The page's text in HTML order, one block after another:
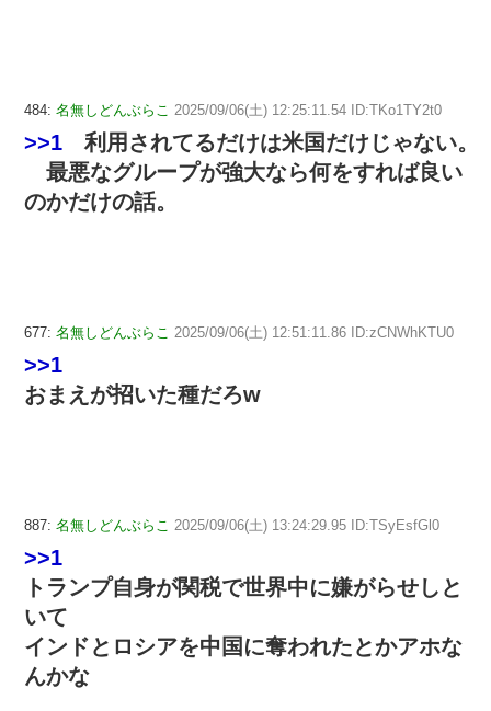
484: 名無しどんぶらこ 2025/09/06(土) 12:25:11.54 ID:TKo1TY2t0
>>1 利用されてるだけは米国だけじゃない。
最悪なグループが強大なら何をすれば良い
のかだけの話。
677: 名無しどんぶらこ 2025/09/06(土) 12:51:11.86 ID:zCNWhKTU0
>>1
おまえが招いた種だろw
887: 名無しどんぶらこ 2025/09/06(土) 13:24:29.95 ID:TSyEsfGl0
>>1
トランプ自身が関税で世界中に嫌がらせしと
いて
インドとロシアを中国に奪われたとかアホな
んかな